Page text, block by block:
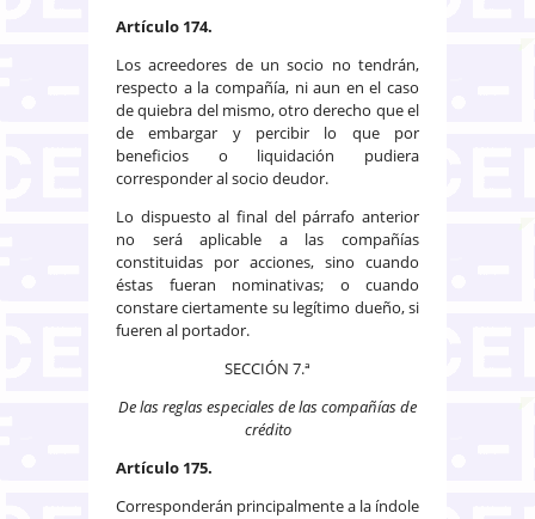
Artículo 174.
Los acreedores de un socio no tendrán,
respecto a la compañía, ni aun en el caso
de quiebra del mismo, otro derecho que el
de embargar y percibir lo que por
beneficios o liquidación pudiera
corresponder al socio deudor.
Lo dispuesto al final del párrafo anterior
no será aplicable a las compañías
constituidas por acciones, sino cuando
éstas fueran nominativas; o cuando
constare ciertamente su legítimo dueño, si
fueren al portador.
SECCIÓN 7.ª
De las reglas especiales de las compañías de
crédito
Artículo 175.
Corresponderán principalmente a la índole